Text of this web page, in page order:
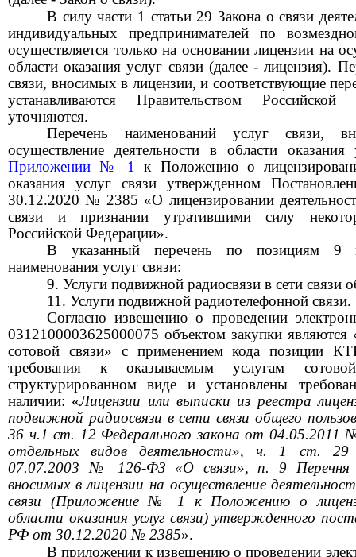
В силу части 1 статьи29 Закона о связи
индивидуальных предпринимателей по
осуществляется только на основании лицензии на
области оказания услуг связи (далее - лицензия).
связи, вносимых в лицензии, и соответствующие
устанавливаются Правительством
уточняются.
Перечень наименований услуг связи,
осуществление деятельности в области
Приложении№ 1
к Положению о
оказания услуг связи утвержденном
30.12.2020№ 2385 «О лицензировании
связи и признании утратившими силу
Российской Федерации».
В указанный перечень по позициям
наименования услуг связи:
9. Услуги подвижной радиосвязи в сети связи
11. Услуги подвижной радиотелефонной связи.
Согласно извещению о проведении
0312100003625000075 объектом закупки являются
сотовой связи» с применением кода позиции
требования к оказываемым услугам
структурированном виде и установлены
наличии: «Лицензии или выписки из реестра
подвижной радиосвязи в сети связи общего
36 ч.1 ст. 12 Федерального закона от 04.05.2011
отдельных видов деятельности», ч. 1 ст. 29
07.07.2003 № 126-ФЗ «О связи», п. 9 Перечня
вносимых в лицензии на осуществление
связи (Приложение № 1 к Положению о
области оказания услуг связи) утвержденного
РФ от 30.12.2020 № 2385».
В приложении к извещению о проведении